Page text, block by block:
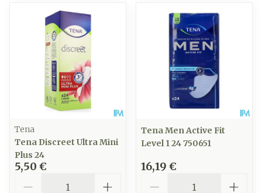
Tena
Tena Discreet Ultra Mini
Plus 24
5,50 €
Tena Men Active Fit
Level 1 24 750651
16,19 €